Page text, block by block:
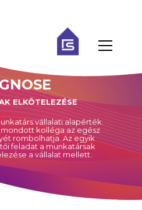
ELKÖTELEZÉSE
vállalati alapérték.
kolléga az egész
rombolhatja. Az egyik
feladat a munkatársak
a vállalat mellett.